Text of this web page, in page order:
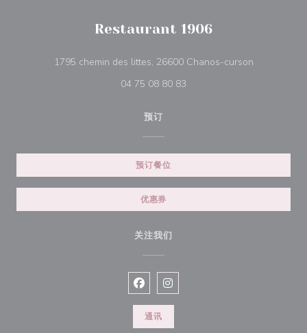
Restaurant 1906
1795 chemin des littes, 26600 Chanos-curson((在新窗口
04 75 08 80 83
预订
预订餐位
优惠券
关注我们
Facebook ((在新窗口中打开))
Instagram ((在新窗口中打开))
通讯